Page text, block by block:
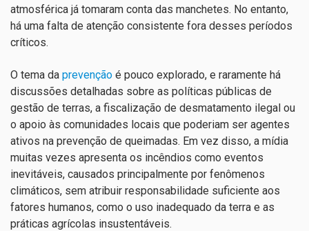
atmosférica já tomaram conta das manchetes. No entanto,
há uma falta de atenção consistente fora desses períodos
críticos.
O tema da prevenção é pouco explorado, e raramente há
discussões detalhadas sobre as políticas públicas de
gestão de terras, a fiscalização de desmatamento ilegal ou
o apoio às comunidades locais que poderiam ser agentes
ativos na prevenção de queimadas. Em vez disso, a mídia
muitas vezes apresenta os incêndios como eventos
inevitáveis, causados principalmente por fenômenos
climáticos, sem atribuir responsabilidade suficiente aos
fatores humanos, como o uso inadequado da terra e as
práticas agrícolas insustentáveis.